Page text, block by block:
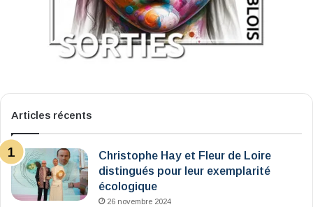
Articles récents
Christophe Hay et Fleur de Loire
distingués pour leur exemplarité
écologique
26 novembre 2024